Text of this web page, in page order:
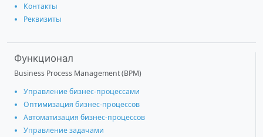
Контакты
Реквизиты
Функционал
Business Process Management (BPM)
Управление бизнес-процессами
Оптимизация бизнес-процессов
Автоматизация бизнес-процессов
Управление задачами